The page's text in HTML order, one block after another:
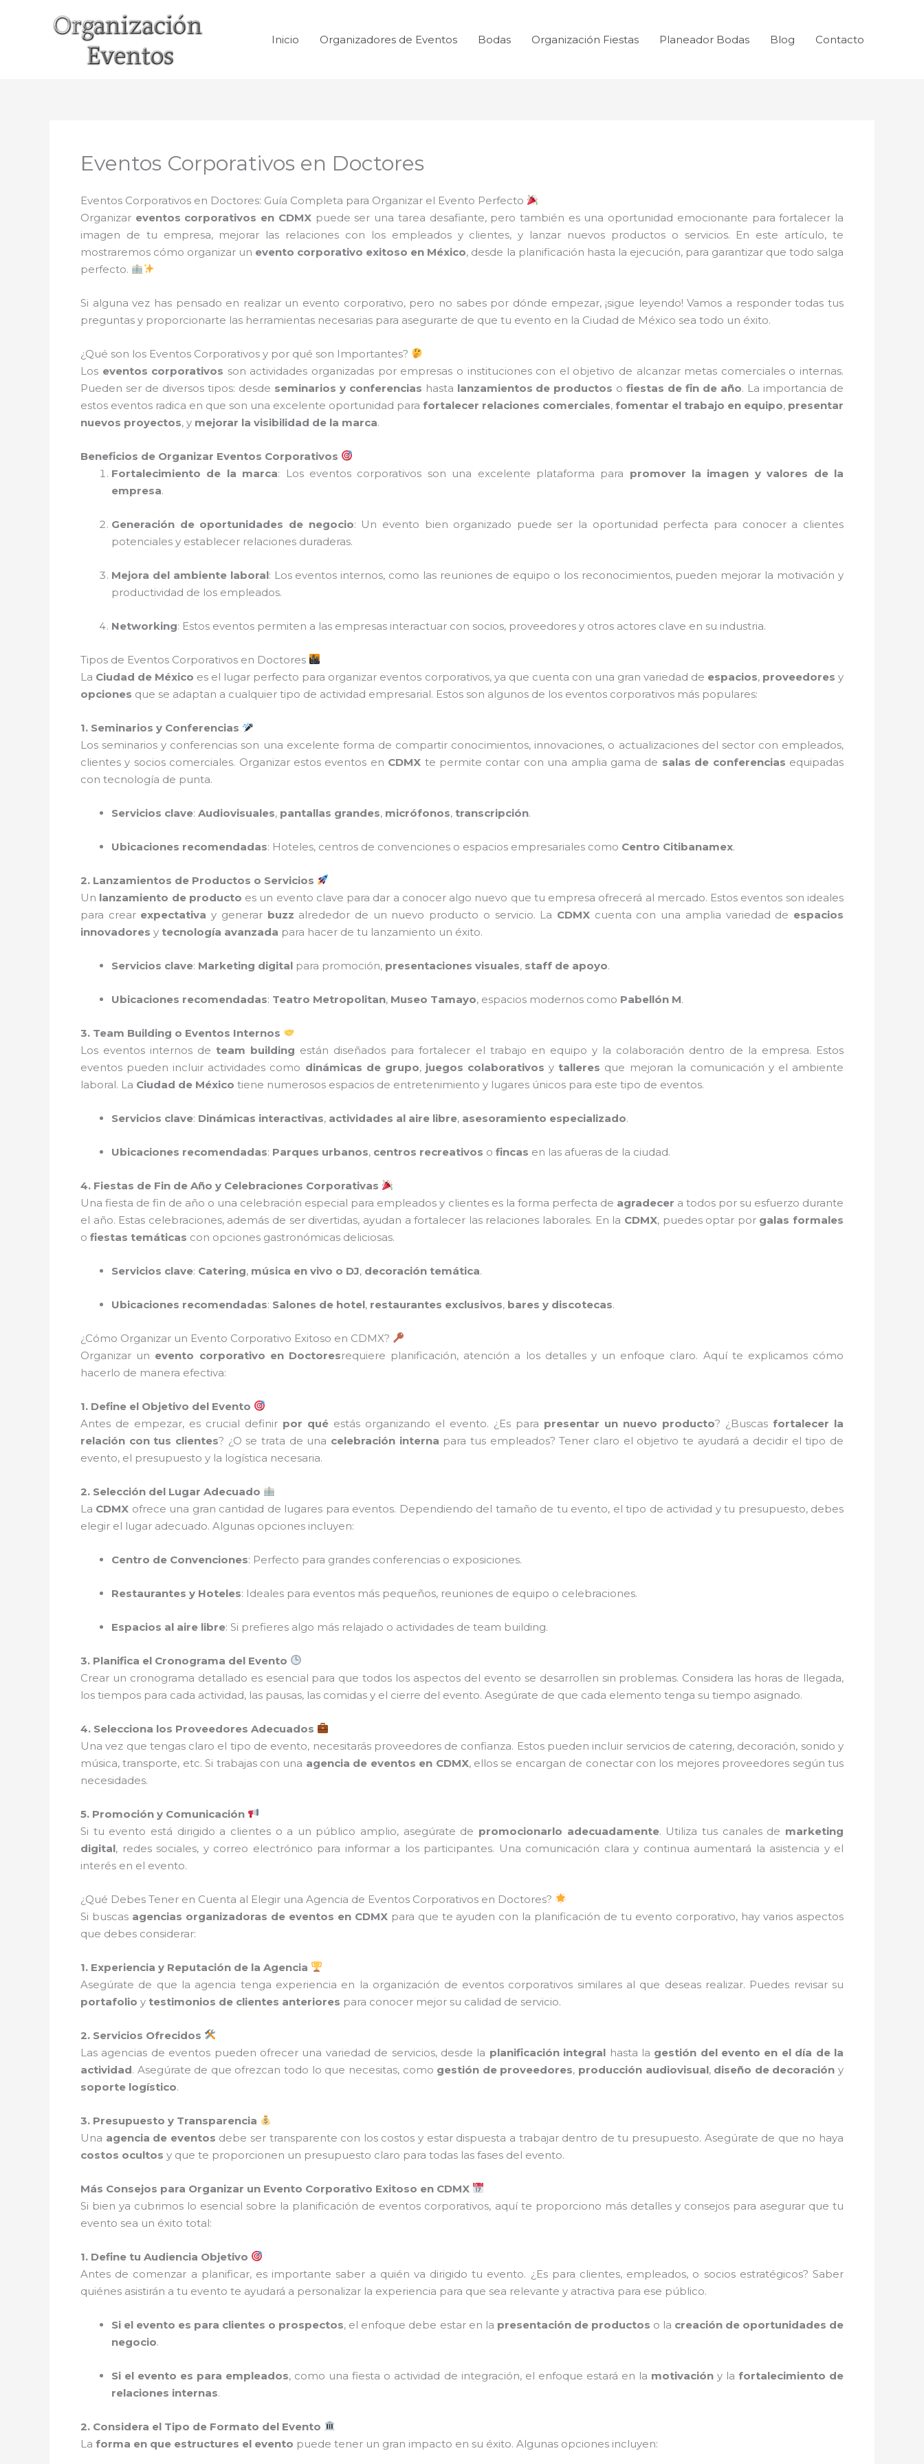
Inicio Organizadores de Eventos Bodas Organización Fiestas Planeador Bodas Blog Contacto
Eventos Corporativos en Doctores
Eventos Corporativos en Doctores: Guía Completa para Organizar el Evento Perfecto
Organizar eventos corporativos en CDMXpuede ser una tarea desafiante, pero también es una oportunidad emocionante para fortalecer la
imagen de tu empresa, mejorar las relaciones con los empleados y clientes, y lanzar nuevos productos o servicios. En este artículo, te
mostraremos cómo organizar un evento corporativo exitoso en México, desde la planificación hasta la ejecución, para garantizar que todo salga
perfecto.
Si alguna vez has pensado en realizar un evento corporativo, pero no sabes por dónde empezar, ¡sigue leyendo! Vamos a responder todas tus
preguntas y proporcionarte las herramientas necesarias para asegurarte de que tu evento en la Ciudad de México sea todo un éxito.
¿Qué son los Eventos Corporativos y por qué son Importantes?
Los eventos corporativos son actividades organizadas por empresas o instituciones con el objetivo de alcanzar metas comerciales o internas.
Pueden ser de diversos tipos: desde seminarios y conferencias hasta lanzamientos de productos ofiestas de fin de año. La importancia de
estos eventos radica en que son una excelente oportunidad para fortalecer relaciones comerciales, fomentar el trabajo en equipo, presentar
nuevos proyectos, y mejorar la visibilidad de la marca.
Beneficios de Organizar Eventos Corporativos
Fortalecimiento de la marca: Los eventos corporativos son una excelente plataforma para promover la imagen y valores de la
empresa.
Generación de oportunidades de negocio: Un evento bien organizado puede ser la oportunidad perfecta para conocer a clientes
potenciales y establecer relaciones duraderas.
Mejora del ambiente laboral: Los eventos internos, como las reuniones de equipo o los reconocimientos, pueden mejorar la motivación y
productividad de los empleados.
Networking: Estos eventos permiten a las empresas interactuar con socios, proveedores y otros actores clave en su industria.
Tipos de Eventos Corporativos en Doctores
La Ciudad de México es el lugar perfecto para organizar eventos corporativos, ya que cuenta con una gran variedad de espacios, proveedores y
opciones que se adaptan a cualquier tipo de actividad empresarial. Estos son algunos de los eventos corporativos más populares:
1. Seminarios y Conferencias
Los seminarios y conferencias son una excelente forma de compartir conocimientos, innovaciones, o actualizaciones del sector con empleados,
clientes y socios comerciales. Organizar estos eventos en CDMX te permite contar con una amplia gama de salas de conferencias equipadas
con tecnología de punta.
Servicios clave: Audiovisuales, pantallas grandes, micrófonos, transcripción.
Ubicaciones recomendadas: Hoteles, centros de convenciones o espacios empresariales como Centro Citibanamex.
2. Lanzamientos de Productos o Servicios
Un lanzamiento de producto es un evento clave para dar a conocer algo nuevo que tu empresa ofrecerá al mercado. Estos eventos son ideales
para crear expectativa y generar buzz alrededor de un nuevo producto o servicio. La CDMX cuenta con una amplia variedad de espacios
innovadores y tecnología avanzada para hacer de tu lanzamiento un éxito.
Servicios clave: Marketing digital para promoción, presentaciones visuales, staff de apoyo.
Ubicaciones recomendadas: Teatro Metropolitan, Museo Tamayo, espacios modernos como Pabellón M.
3. Team Building o Eventos Internos
Los eventos internos deteam building están diseñados para fortalecer el trabajo en equipo y la colaboración dentro de la empresa. Estos
eventos pueden incluir actividades como dinámicas de grupo, juegos colaborativos ytalleres que mejoran la comunicación y el ambiente
laboral. La Ciudad de México tiene numerosos espacios de entretenimiento y lugares únicos para este tipo de eventos.
Servicios clave: Dinámicas interactivas, actividades al aire libre, asesoramiento especializado.
Ubicaciones recomendadas: Parques urbanos, centros recreativos o fincas en las afueras de la ciudad.
4. Fiestas de Fin de Año y Celebraciones Corporativas
Una fiesta de fin de año o una celebración especial para empleados y clientes es la forma perfecta de agradecer a todos por su esfuerzo durante
el año. Estas celebraciones, además de ser divertidas, ayudan a fortalecer las relaciones laborales. En la CDMX, puedes optar por galas formales
o fiestas temáticas con opciones gastronómicas deliciosas.
Servicios clave: Catering, música en vivo o DJ, decoración temática.
Ubicaciones recomendadas: Salones de hotel, restaurantes exclusivos, bares y discotecas.
¿Cómo Organizar un Evento Corporativo Exitoso en CDMX?
Organizar un evento corporativo en Doctoresrequiere planificación, atención a los detalles y un enfoque claro. Aquí te explicamos cómo
hacerlo de manera efectiva:
1. Define el Objetivo del Evento
Antes de empezar, es crucial definir por qué estás organizando el evento. ¿Es para presentar un nuevo producto? ¿Buscas fortalecer la
relación con tus clientes? ¿O se trata de una celebración interna para tus empleados? Tener claro el objetivo te ayudará a decidir el tipo de
evento, el presupuesto y la logística necesaria.
2. Selección del Lugar Adecuado
La CDMX ofrece una gran cantidad de lugares para eventos. Dependiendo del tamaño de tu evento, el tipo de actividad y tu presupuesto, debes
elegir el lugar adecuado. Algunas opciones incluyen:
Centro de Convenciones: Perfecto para grandes conferencias o exposiciones.
Restaurantes y Hoteles: Ideales para eventos más pequeños, reuniones de equipo o celebraciones.
Espacios al aire libre: Si prefieres algo más relajado o actividades de team building.
3. Planifica el Cronograma del Evento
Crear un cronograma detallado es esencial para que todos los aspectos del evento se desarrollen sin problemas. Considera las horas de llegada,
los tiempos para cada actividad, las pausas, las comidas y el cierre del evento. Asegúrate de que cada elemento tenga su tiempo asignado.
4. Selecciona los Proveedores Adecuados
Una vez que tengas claro el tipo de evento, necesitarás proveedores de confianza. Estos pueden incluir servicios de catering, decoración, sonido y
música, transporte, etc. Si trabajas con una agencia de eventos en CDMX, ellos se encargan de conectar con los mejores proveedores según tus
necesidades.
5. Promoción y Comunicación
Si tu evento está dirigido a clientes o a un público amplio, asegúrate de promocionarlo adecuadamente. Utiliza tus canales de marketing
digital, redes sociales, y correo electrónico para informar a los participantes. Una comunicación clara y continua aumentará la asistencia y el
interés en el evento.
¿Qué Debes Tener en Cuenta al Elegir una Agencia de Eventos Corporativos en Doctores?
Si buscas agencias organizadoras de eventos en CDMXpara que te ayuden con la planificación de tu evento corporativo, hay varios aspectos
que debes considerar:
1. Experiencia y Reputación de la Agencia
Asegúrate de que la agencia tenga experiencia en la organización de eventos corporativos similares al que deseas realizar. Puedes revisar su
portafolio y testimonios de clientes anteriores para conocer mejor su calidad de servicio.
2. Servicios Ofrecidos
Las agencias de eventos pueden ofrecer una variedad de servicios, desde la planificación integral hasta la gestión del evento en el día de la
actividad. Asegúrate de que ofrezcan todo lo que necesitas, como gestión de proveedores, producción audiovisual, diseño de decoración y
soporte logístico.
3. Presupuesto y Transparencia
Una agencia de eventos debe ser transparente con los costos y estar dispuesta a trabajar dentro de tu presupuesto. Asegúrate de que no haya
costos ocultos y que te proporcionen un presupuesto claro para todas las fases del evento.
Más Consejos para Organizar un Evento Corporativo Exitoso en CDMX
Si bien ya cubrimos lo esencial sobre la planificación de eventos corporativos, aquí te proporciono más detalles y consejos para asegurar que tu
evento sea un éxito total:
1. Define tu Audiencia Objetivo
Antes de comenzar a planificar, es importante saber a quién va dirigido tu evento. ¿Es para clientes, empleados, o socios estratégicos? Saber
quiénes asistirán a tu evento te ayudará a personalizar la experiencia para que sea relevante y atractiva para ese público.
Si el evento es para clientes o prospectos, el enfoque debe estar en la presentación de productos o la creación de oportunidades de
negocio.
Si el evento es para empleados, como una fiesta o actividad de integración, el enfoque estará en la motivacióny la fortalecimiento de
relaciones internas.
2. Considera el Tipo de Formato del Evento
La forma en que estructures el evento puede tener un gran impacto en su éxito. Algunas opciones incluyen: